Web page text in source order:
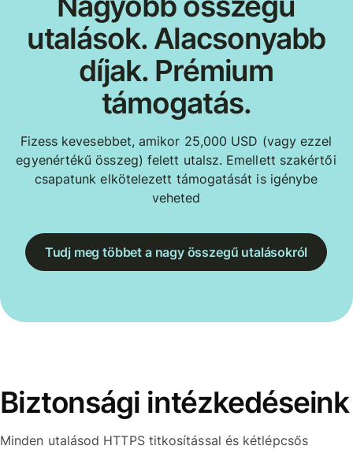
utalások. Alacsonyabb
díjak. Prémium
támogatás.
Fizess kevesebbet, amikor 25,000 USD (vagy ezzel
egyenértékű összeg) felett utalsz. Emellett szakértői
csapatunk elkötelezett támogatását is igénybe
veheted
Tudj meg többet a nagy összegű utalásokról
Biztonsági intézkedéseink
Minden utalásod HTTPS titkosítással és kétlépcsős